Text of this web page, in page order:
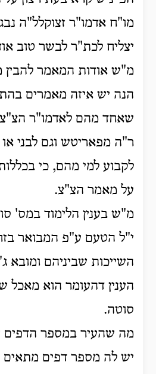
מו"ח אדמו"ר זצוקלל"ה
יצליח לכת"ר לבשר טוב
מ"ש אודות המאמר להבין
הנה יש איזה מאמרים
שאחד מהם לאדמו"ר
ר"ה מפאריטש וגם לבני
לקבוע למי מהם, כי
על מאמר הצ"צ.
מ"ש בענין הלימוד במס'
י"ל הטעם ע"פ המבואר
השייכות שביניהם ומובא
הענין דהעומר הוא מאכל
סוטה.
מה שהעיר במספר
יש לה מספר דפים